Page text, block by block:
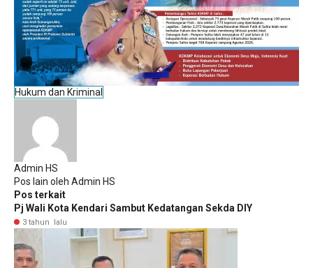
Hukum dan Kriminal
Admin HS
Pos lain oleh Admin HS
Pos terkait
Pj Wali Kota Kendari Sambut Kedatangan Sekda DIY
3 tahun lalu